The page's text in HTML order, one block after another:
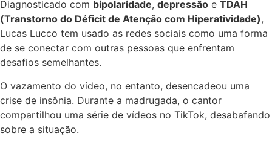
Diagnosticado com bipolaridade, depressão e TDAH
(Transtorno do Déficit de Atenção com Hiperatividade),
Lucas Lucco tem usado as redes sociais como uma forma
de se conectar com outras pessoas que enfrentam
desafios semelhantes.
O vazamento do vídeo, no entanto, desencadeou uma
crise de insônia. Durante a madrugada, o cantor
compartilhou uma série de vídeos no TikTok, desabafando
sobre a situação.